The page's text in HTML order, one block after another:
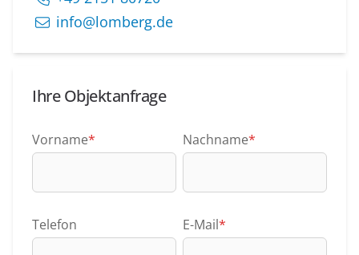
info@lomberg.de
Ihre Objektanfrage
Vorname* Nachname*
Telefon E-Mail*